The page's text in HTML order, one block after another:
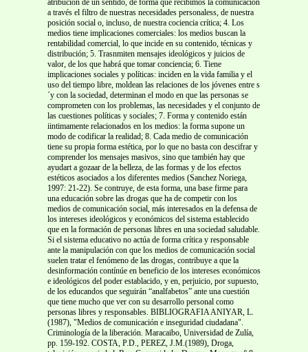
atribución de un sentido, de forma que recibimos la comunicación
a través el filtro de nuestras necesidades personaless, de nuestra
posición social o, incluso, de nuestra cociencia crítica; 4. Los
medios tiene implicaciones comerciales: los medios buscan la
rentabilidad comercial, lo que incide en su contenido, técnicas y
distribución; 5. Trasnmiten mensajes ideológicos y juicios de
valor, de los que habrá que tomar conciencia; 6. Tiene
implicaciones sociales y políticas: inciden en la vida familia y el
uso del tiempo libre, moldean las relaciones de los jóvenes entre s
´y con la sociedad, determinan el modo en que las personas se
comprometen con los problemas, las necesidades y el conjunto de
las cuestiones políticas y sociales; 7. Forma y contenido están
iintimamente relacionados en los medios: la forma supone un
modo de codificar la realidad; 8. Cada medio de comunicación
tiene su propia forma estética, por lo que no basta con descifrar y
comprender los mensajes masivos, sino que también hay que
ayudart a gozaar de la belleza, de las formas y de los efectos
estéticos asociados a los diferentes medios (Sanchez Noriega,
1997: 21-22). Se contruye, de esta forma, una base firme para
una educación sobre las drogas que ha de competir con los
medios de comunicación social, más interesados en la defensa de
los intereses ideológicos y económicos del sistema establecido
que en la formación de personas libres en una sociedad saludable.
Si el sistema educativo no actúa de forma crítica y responsable
ante la manipulación con que los medios de comunicación social
suelen tratar el fenómeno de las drogas, contribuye a que la
desinformación contínúe en beneficio de los intereses económicos
e ideológicos del poder establacido, y en, perjuicio, por supuesto,
de los educandos que seguirán “analfabetos” ante una cuestión
que tiene mucho que ver con su desarrollo personal como
personas libres y responsables. BIBLIOGRAFIA ANIYAR, L.
(1987), "Medios de comunicación e inseguridad ciudadana".
Criminología de la liberación. Maracaibo, Universidad de Zulía,
pp. 159-192. COSTA, P.D., PEREZ, J.M.(1989), Droga,